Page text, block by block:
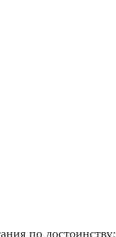
по достоинству;